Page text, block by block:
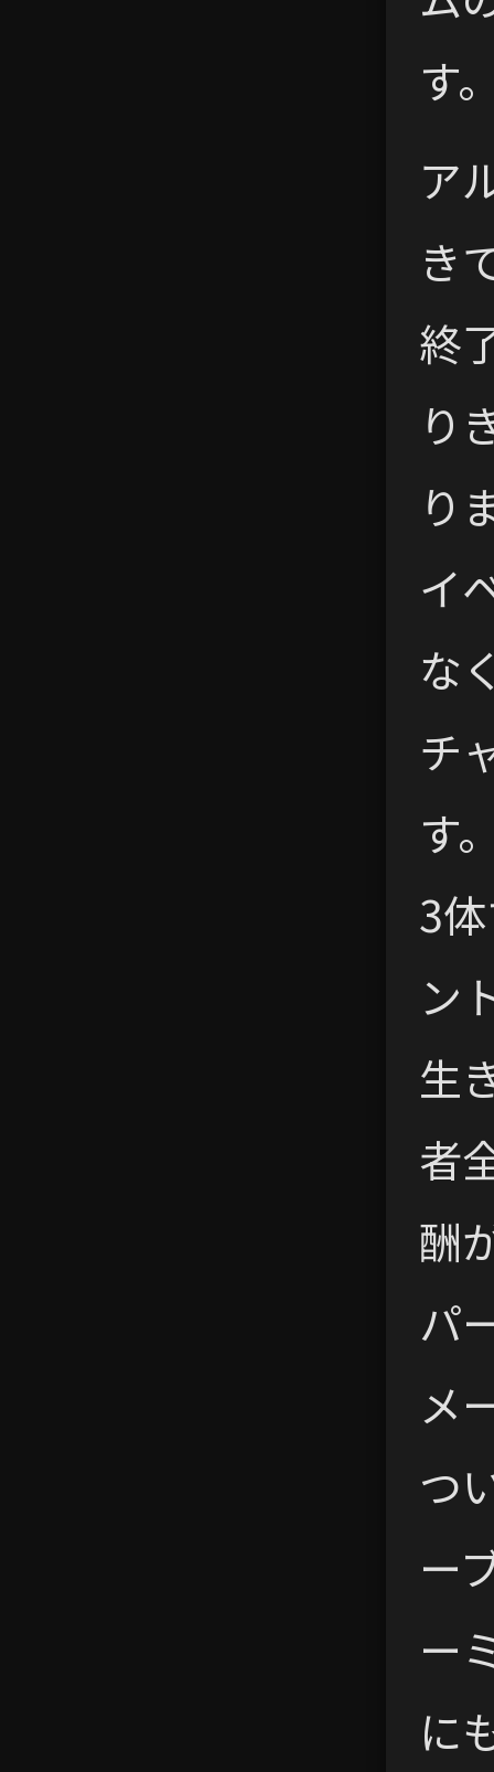
す
ア
き
終
り
り
イ
な
チ
す
3
ン
生
者
酬
パ
メ
つ
ー
ー
に